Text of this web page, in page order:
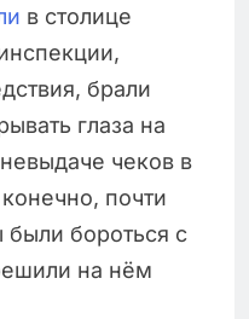
в столице
брали
глаза на
чеков в
почти
бороться с
на нём